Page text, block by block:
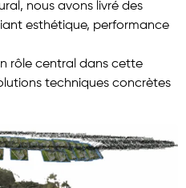
nous avons livré des
esthétique, performance
rôle central dans cette
techniques concrètes